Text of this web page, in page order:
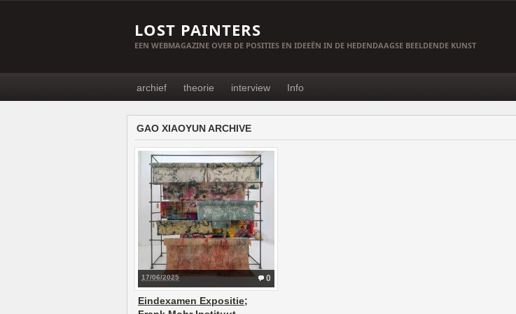
LOST PAINTERS
EEN WEBMAGAZINE OVER DE POSITIES EN IDEEËN IN DE HEDENDAAGSE BEELDENDE KUNST
archief theorie interview Info
GAO XIAOYUN ARCHIVE
0
17/06/2025
Eindexamen Expositie;